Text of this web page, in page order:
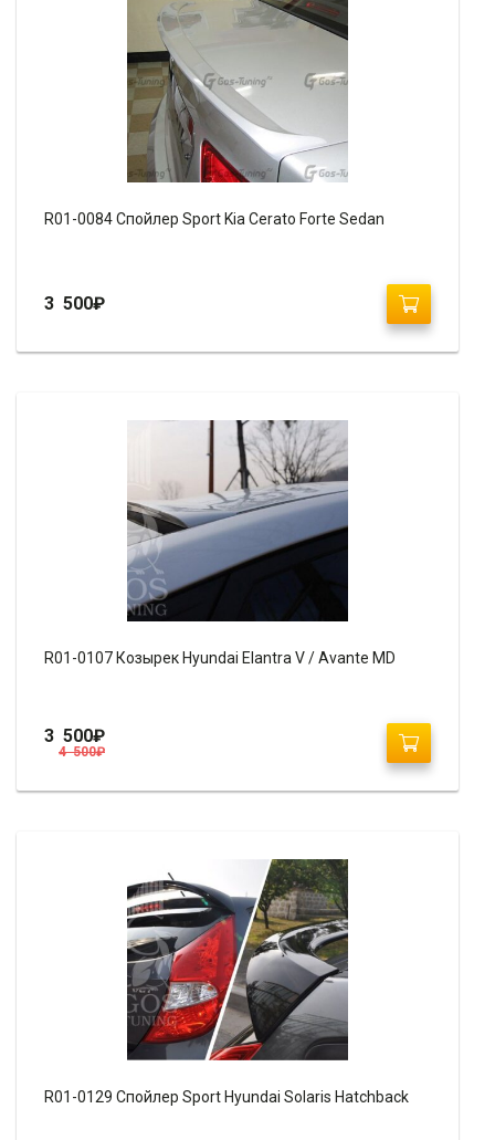
R01-0084 Спойлер Sport Kia Cerato Forte Sedan
3 500₽
R01-0107 Козырек Hyundai Elantra V / Avante MD
4 500₽
3 500₽
R01-0129 Спойлер Sport Hyundai Solaris Hatchback